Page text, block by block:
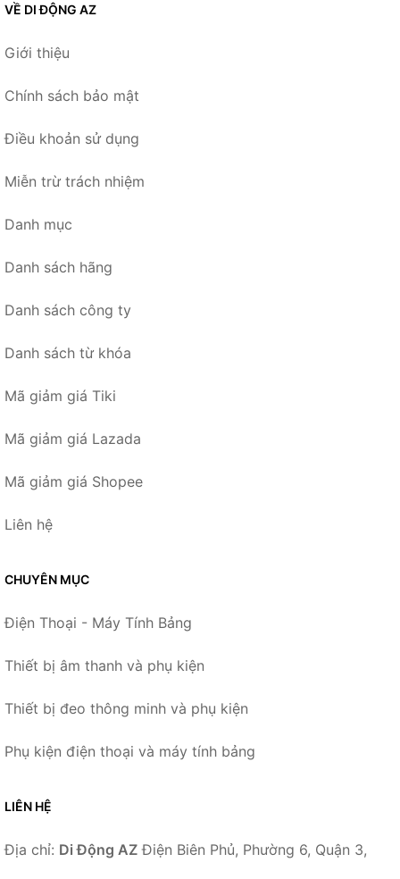
VỀ DI ĐỘNG AZ
Giới thiệu
Chính sách bảo mật
Điều khoản sử dụng
Miễn trừ trách nhiệm
Danh mục
Danh sách hãng
Danh sách công ty
Danh sách từ khóa
Mã giảm giá Tiki
Mã giảm giá Lazada
Mã giảm giá Shopee
Liên hệ
CHUYÊN MỤC
Điện Thoại - Máy Tính Bảng
Thiết bị âm thanh và phụ kiện
Thiết bị đeo thông minh và phụ kiện
Phụ kiện điện thoại và máy tính bảng
LIÊN HỆ
Địa chỉ: Di Động AZ Điện Biên Phủ, Phường 6, Quận 3,